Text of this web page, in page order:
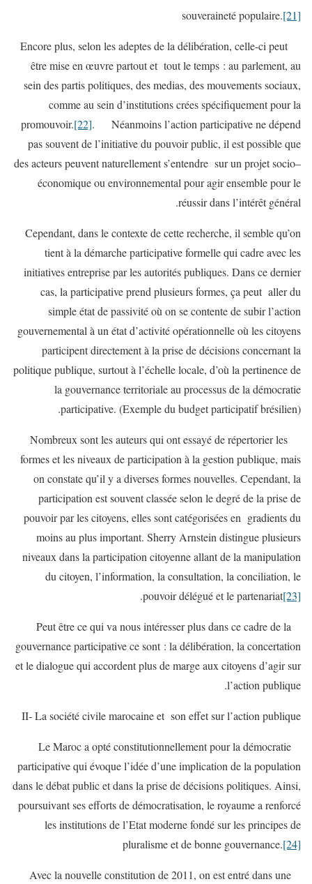
souveraineté populaire.[21]
Encore plus, selon les adeptes de la délibération, celle-ci peut
être mise en œuvre partout et tout le temps : au parlement, au
sein des partis politiques, des medias, des mouvements sociaux,
comme au sein d’institutions crées spécifiquement pour la
promouvoir.[22]. Néanmoins l’action participative ne dépend
pas souvent de l’initiative du pouvoir public, il est possible que
des acteurs peuvent naturellement s’entendre sur un projet socio–
économique ou environnemental pour agir ensemble pour le
réussir dans l’intérêt général.
Cependant, dans le contexte de cette recherche, il semble qu’on
tient à la démarche participative formelle qui cadre avec les
initiatives entreprise par les autorités publiques. Dans ce dernier
cas, la participative prend plusieurs formes, ça peut aller du
simple état de passivité où on se contente de subir l’action
gouvernemental à un état d’activité opérationnelle où les citoyens
participent directement à la prise de décisions concernant la
politique publique, surtout à l’échelle locale, d’où la pertinence de
la gouvernance territoriale au processus de la démocratie
participative. (Exemple du budget participatif brésilien).
Nombreux sont les auteurs qui ont essayé de répertorier les
formes et les niveaux de participation à la gestion publique, mais
on constate qu’il y a diverses formes nouvelles. Cependant, la
participation est souvent classée selon le degré de la prise de
pouvoir par les citoyens, elles sont catégorisées en gradients du
moins au plus important. Sherry Arnstein distingue plusieurs
niveaux dans la participation citoyenne allant de la manipulation
du citoyen, l’information, la consultation, la conciliation, le
pouvoir délégué et le partenariat[23]
.
Peut être ce qui va nous intéresser plus dans ce cadre de la
gouvernance participative ce sont : la délibération, la concertation
et le dialogue qui accordent plus de marge aux citoyens d’agir sur
l’action publique.
II- La société civile marocaine et son effet sur l’action publique
Le Maroc a opté constitutionnellement pour la démocratie
participative qui évoque l’idée d’une implication de la population
dans le débat public et dans la prise de décisions politiques. Ainsi,
poursuivant ses efforts de démocratisation, le royaume a renforcé
les institutions de l’Etat moderne fondé sur les principes de
pluralisme et de bonne gouvernance.[24]
Avec la nouvelle constitution de 2011, on est entré dans une